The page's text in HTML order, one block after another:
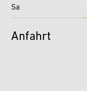
Sa
Anfahrt